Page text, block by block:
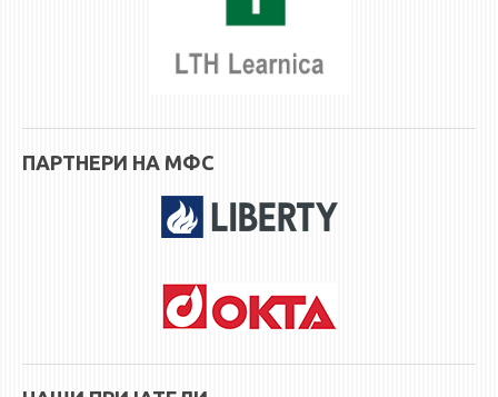
АКТИ
ИНФОРМАЦИИ ОД ЈАВЕН КАРАКТЕР
АНКЕТИ И САМОЕВАЛУАЦИИ
ЗАВРШНИ СМЕТКИ
ТЕЛЕФОНСКИ ИМЕНИК
ПАРТНЕРИ НА МФС